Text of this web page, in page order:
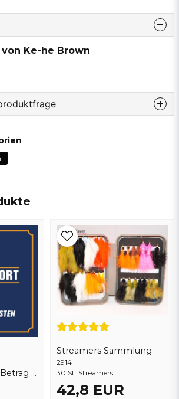
Geschenkkarte - Betrag auswählen
Streamers Sammlung
2914
30 St. Streamers
42,8 EUR
Ke-he Brown
etwas zu diesem produkt...
meine frage veröffentlichen